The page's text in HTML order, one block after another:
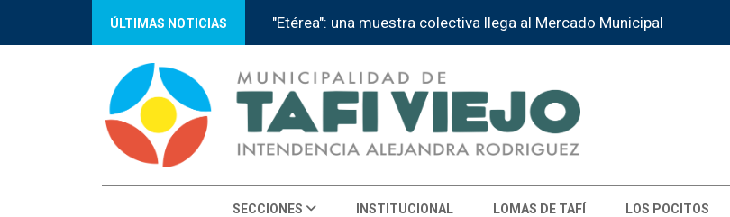
ÚLTIMAS NOTICIAS Tafí Viejo recibe a la Instancia Provincial de la Feria de Educación
SECCIONES INSTITUCIONAL LOMAS DE TAFÍ LOS POCITOS